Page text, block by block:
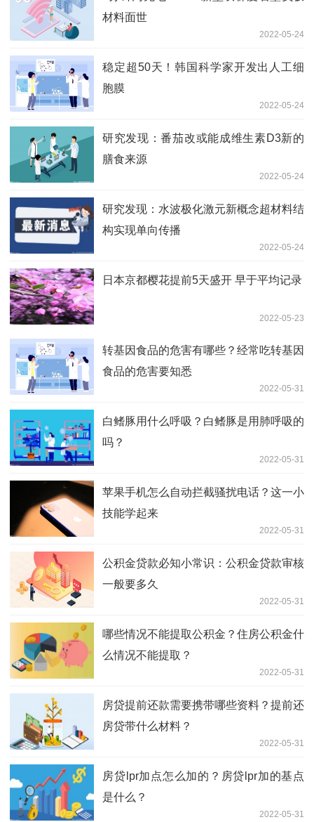
材料面世
2022-05-24
稳定超50天！韩国科学家开发出人工细
胞膜
2022-05-24
研究发现：番茄改或能成维生素D3新的
膳食来源
2022-05-24
研究发现：水波极化激元新概念超材料结
构实现单向传播
2022-05-24
日本京都樱花提前5天盛开 早于平均记录
2022-05-23
转基因食品的危害有哪些？经常吃转基因
食品的危害要知悉
2022-05-31
白鳍豚用什么呼吸？白鳍豚是用肺呼吸的
吗？
2022-05-31
苹果手机怎么自动拦截骚扰电话？这一小
技能学起来
2022-05-31
公积金贷款必知小常识：公积金贷款审核
一般要多久
2022-05-31
哪些情况不能提取公积金？住房公积金什
么情况不能提取？
2022-05-31
房贷提前还款需要携带哪些资料？提前还
房贷带什么材料？
2022-05-31
房贷lpr加点怎么加的？房贷lpr加的基点
是什么？
2022-05-31